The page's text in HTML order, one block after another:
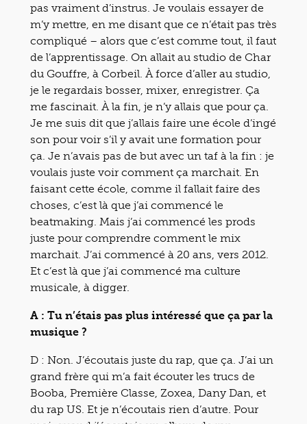
pas vraiment d’instrus. Je voulais essayer de
m’y mettre, en me disant que ce n’était pas très
compliqué – alors que c’est comme tout, il faut
de l’apprentissage. On allait au studio de Char
du Gouffre, à Corbeil. À force d’aller au studio,
je le regardais bosser, mixer, enregistrer. Ça
me fascinait. À la fin, je n’y allais que pour ça.
Je me suis dit que j’allais faire une école d’ingé
son pour voir s’il y avait une formation pour
ça. Je n’avais pas de but avec un taf à la fin : je
voulais juste voir comment ça marchait. En
faisant cette école, comme il fallait faire des
choses, c’est là que j’ai commencé le
beatmaking. Mais j’ai commencé les prods
juste pour comprendre comment le mix
marchait. J’ai commencé à 20 ans, vers 2012.
Et c’est là que j’ai commencé ma culture
musicale, à digger.
A : Tu n’étais pas plus intéressé que ça par la
musique ?
D : Non. J’écoutais juste du rap, que ça. J’ai un
grand frère qui m’a fait écouter les trucs de
Booba, Première Classe, Zoxea, Dany Dan, et
du rap US. Et je n’écoutais rien d’autre. Pour